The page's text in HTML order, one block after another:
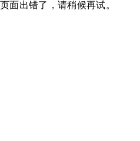
页面出错了，请稍候再试。